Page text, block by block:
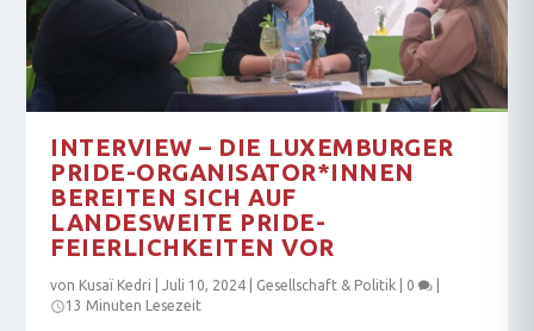
INTERVIEW – DIE LUXEMBURGER
PRIDE-ORGANISATOR*INNEN
BEREITEN SICH AUF
LANDESWEITE PRIDE-
FEIERLICHKEITEN VOR
von Kusaï Kedri |Juli 10, 2024 Gesellschaft & Politik 0
13 Minuten Lesezeit